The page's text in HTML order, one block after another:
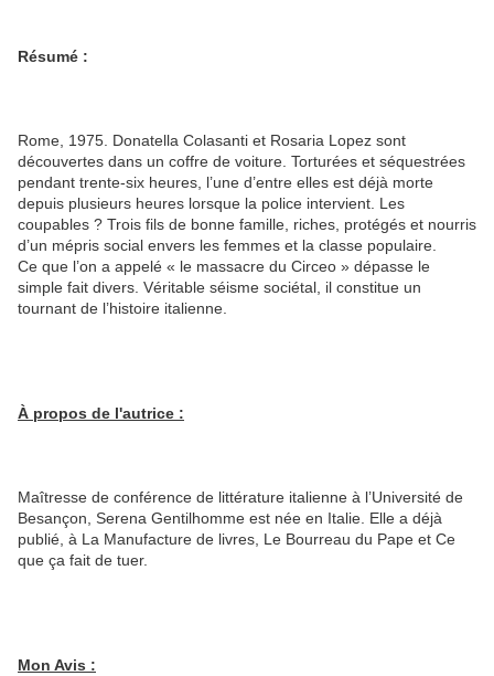
Résumé :
Rome, 1975. Donatella Colasanti et Rosaria Lopez sont
découvertes dans un coffre de voiture. Torturées et séquestrées
pendant trente-six heures, l’une d’entre elles est déjà morte
depuis plusieurs heures lorsque la police intervient. Les
coupables ? Trois fils de bonne famille, riches, protégés et nourris
d’un mépris social envers les femmes et la classe populaire.
Ce que l’on a appelé « le massacre du Circeo » dépasse le
simple fait divers. Véritable séisme sociétal, il constitue un
tournant de l’histoire italienne.
À propos de l'autrice :
Maîtresse de conférence de littérature italienne à l’Université de
Besançon, Serena Gentilhomme est née en Italie. Elle a déjà
publié, à La Manufacture de livres, Le Bourreau du Pape et Ce
que ça fait de tuer.
Mon Avis :